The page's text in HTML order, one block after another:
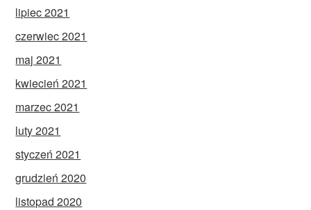
lipiec 2021
czerwiec 2021
maj 2021
kwiecień 2021
marzec 2021
luty 2021
styczeń 2021
grudzień 2020
listopad 2020